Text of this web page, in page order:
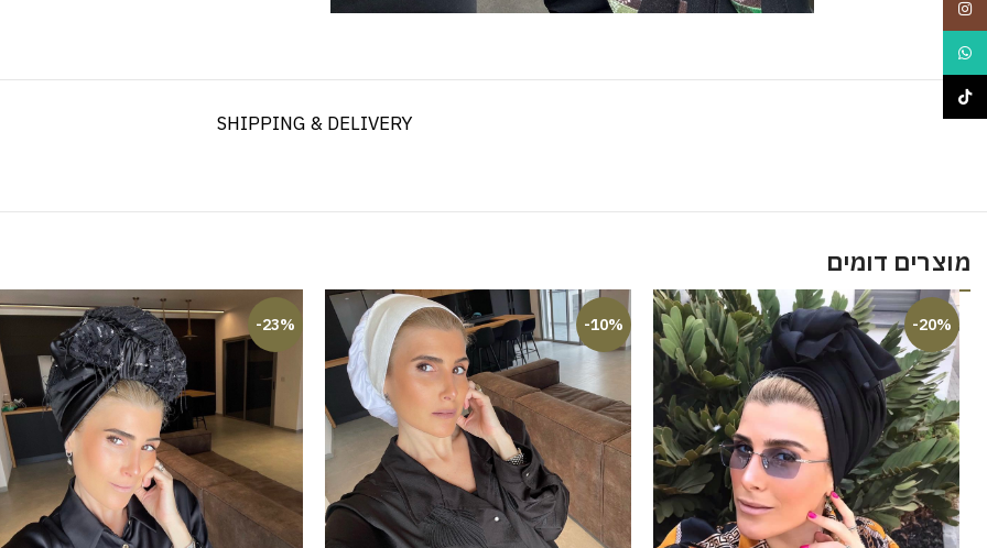
SHIPPING & DELIVERY
מוצרים דומים
-20%
-10%
-23%